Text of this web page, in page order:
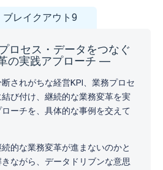
ブレイクアウト9
ロセス・データをつなぐ
の実践アプローチ ―
されがちな経営KPI、業務プロセ
び付け、継続的な業務変革を実
ーチを、具体的な事例を交えて
的な業務変革が進まないのかと
ながら、データドリブンな意思